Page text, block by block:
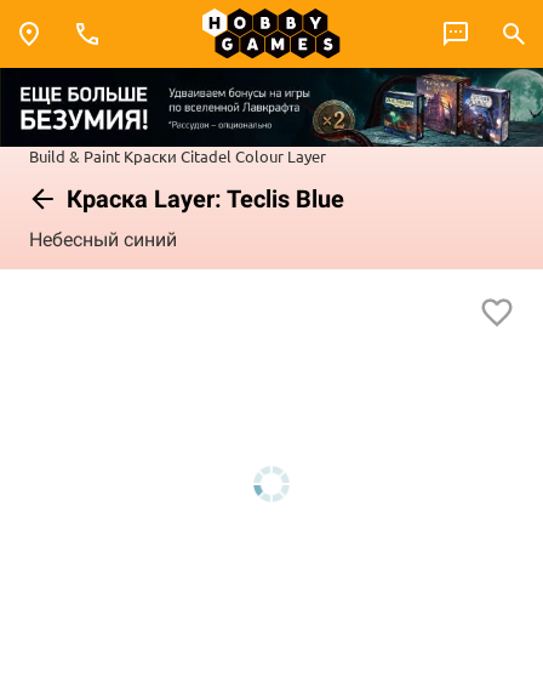
Build & Paint Краски Citadel Colour Layer
Краска Layer: Teclis Blue
Небесный синий